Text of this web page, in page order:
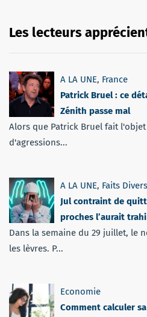
Les lecteurs
A LA UNE, France
Patrick Bruel : ce
Zénith passe mal
Alors que Patrick Bruel fait
d'agressions...
A LA UNE, Faits Divers
Jul contraint de
proches l’aurait trahi
Dans la semaine du 29 juillet, le
les lèvres. P...
Economie
Comment calculer